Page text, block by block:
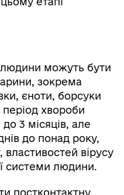
можуть бути
зокрема
єноти, борсуки
період хвороби
до 3 місяців, але
до понад року,
властивостей вірусу
системи людини.
постконтактну